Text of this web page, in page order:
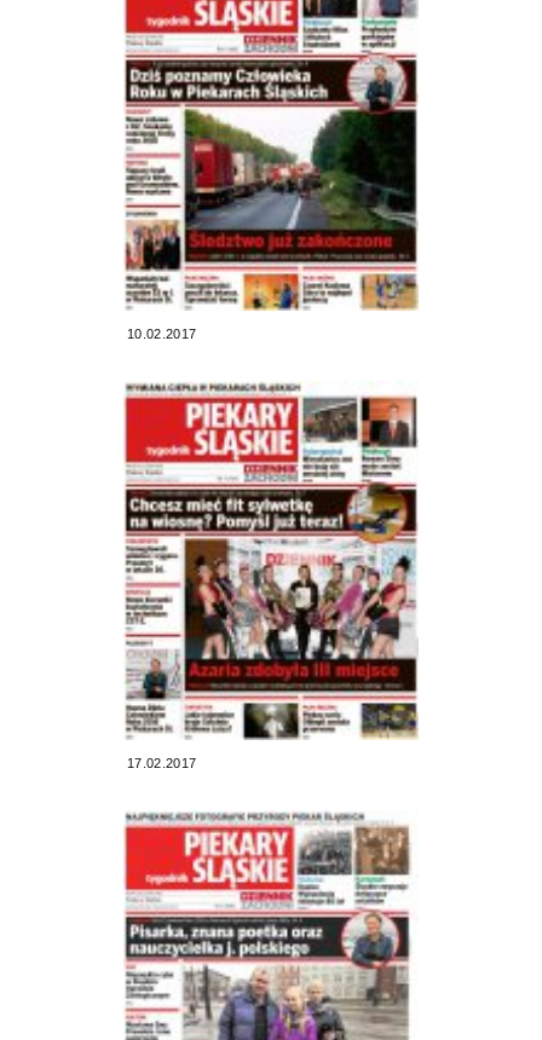
10.02.2017
17.02.2017